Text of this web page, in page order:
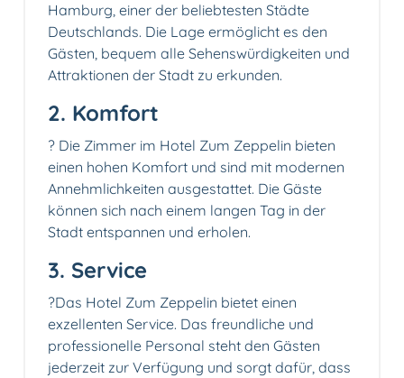
Hamburg, einer der beliebtesten Städte
Deutschlands. Die Lage ermöglicht es den
Gästen, bequem alle Sehenswürdigkeiten und
Attraktionen der Stadt zu erkunden.
2. Komfort
?️ Die Zimmer im Hotel Zum Zeppelin bieten
einen hohen Komfort und sind mit modernen
Annehmlichkeiten ausgestattet. Die Gäste
können sich nach einem langen Tag in der
Stadt entspannen und erholen.
3. Service
?‍Das Hotel Zum Zeppelin bietet einen
exzellenten Service. Das freundliche und
professionelle Personal steht den Gästen
jederzeit zur Verfügung und sorgt dafür, dass